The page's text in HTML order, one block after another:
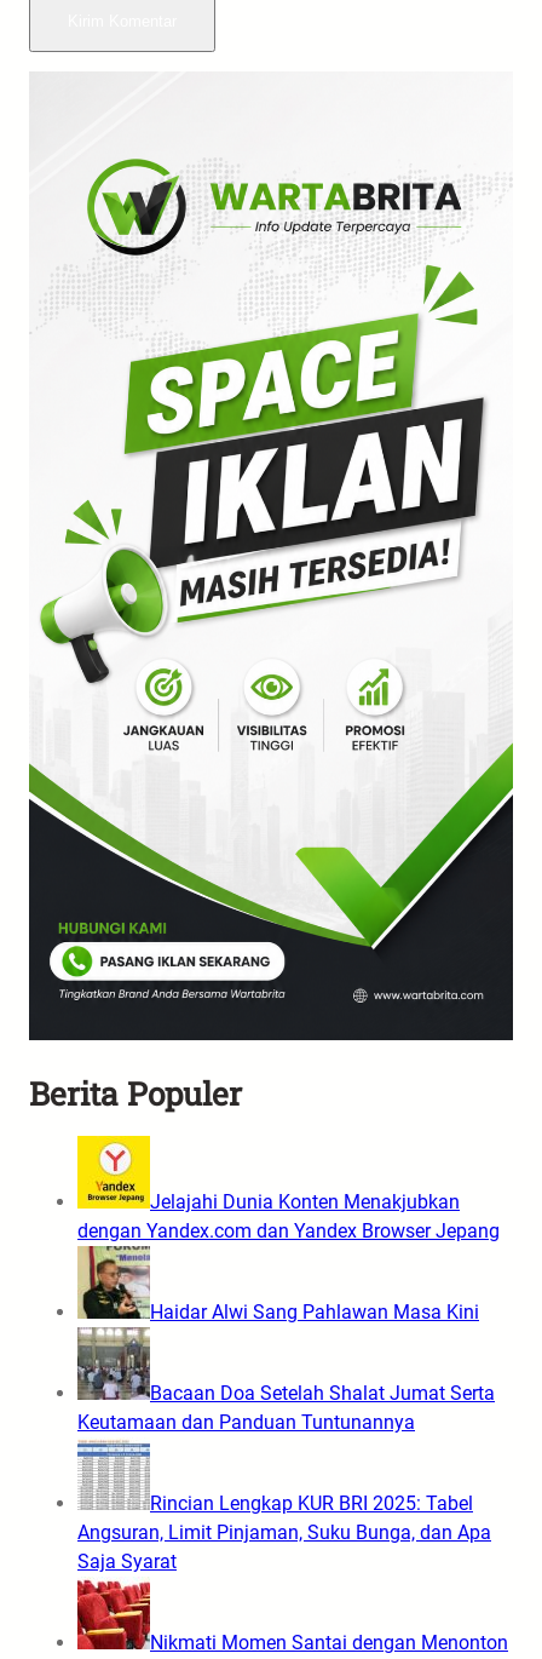
Berita Populer
Jelajahi Dunia Konten Menakjubkan
dengan Yandex.com dan Yandex Browser Jepang
Haidar Alwi Sang Pahlawan Masa Kini
Bacaan Doa Setelah Shalat Jumat Serta
Keutamaan dan Panduan Tuntunannya
Rincian Lengkap KUR BRI 2025: Tabel
Angsuran, Limit Pinjaman, Suku Bunga, dan Apa
Saja Syarat
Nikmati Momen Santai dengan Menonton